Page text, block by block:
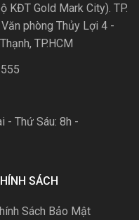
KĐT Gold Mark City). TP.
phòng Thủy Lợi 4 -
TP.HCM
- Thứ Sáu: 8h -
SÁCH
Sách Bảo Mật